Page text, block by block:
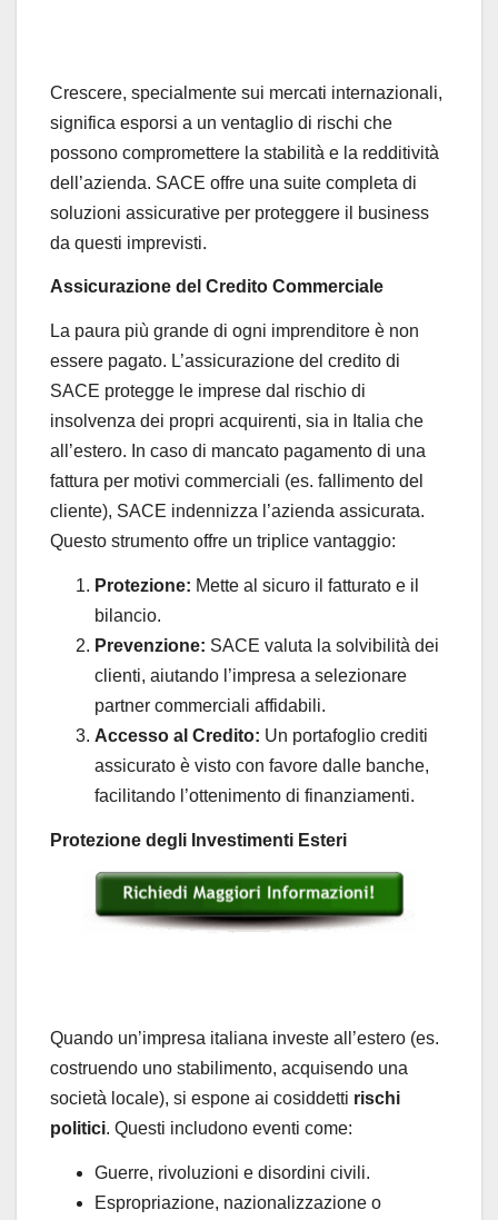
Crescere, specialmente sui mercati internazionali,
significa esporsi a un ventaglio di rischi che
possono compromettere la stabilità e la redditività
dell’azienda. SACE offre una suite completa di
soluzioni assicurative per proteggere il business
da questi imprevisti.
Assicurazione del Credito Commerciale
La paura più grande di ogni imprenditore è non
essere pagato. L’assicurazione del credito di
SACE protegge le imprese dal rischio di
insolvenza dei propri acquirenti, sia in Italia che
all’estero. In caso di mancato pagamento di una
fattura per motivi commerciali (es. fallimento del
cliente), SACE indennizza l’azienda assicurata.
Questo strumento offre un triplice vantaggio:
Protezione: Mette al sicuro il fatturato e il
bilancio.
Prevenzione: SACE valuta la solvibilità dei
clienti, aiutando l’impresa a selezionare
partner commerciali affidabili.
Accesso al Credito: Un portafoglio crediti
assicurato è visto con favore dalle banche,
facilitando l’ottenimento di finanziamenti.
Protezione degli Investimenti Esteri
Quando un’impresa italiana investe all’estero (es.
costruendo uno stabilimento, acquisendo una
società locale), si espone ai cosiddetti rischi
politici. Questi includono eventi come:
Guerre, rivoluzioni e disordini civili.
Espropriazione, nazionalizzazione o